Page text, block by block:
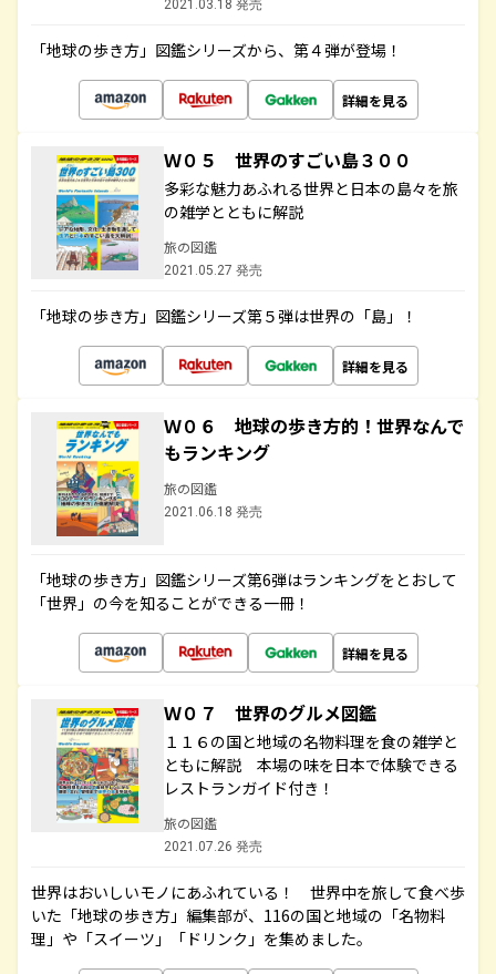
2021.03.18 発売
「地球の歩き方」図鑑シリーズから、第４弾が登場！
詳細を見る
Ｗ０５ 世界のすごい島３００
多彩な魅力あふれる世界と日本の島々を旅
の雑学とともに解説
旅の図鑑
2021.05.27 発売
「地球の歩き方」図鑑シリーズ第５弾は世界の「島」！
詳細を見る
Ｗ０６ 地球の歩き方的！世界なんで
もランキング
旅の図鑑
2021.06.18 発売
「地球の歩き方」図鑑シリーズ第6弾はランキングをとおして
「世界」の今を知ることができる一冊！
詳細を見る
Ｗ０７ 世界のグルメ図鑑
１１６の国と地域の名物料理を食の雑学と
ともに解説 本場の味を日本で体験できる
レストランガイド付き！
旅の図鑑
2021.07.26 発売
世界はおいしいモノにあふれている！ 世界中を旅して食べ歩
いた「地球の歩き方」編集部が、116の国と地域の「名物料
理」や「スイーツ」「ドリンク」を集めました。